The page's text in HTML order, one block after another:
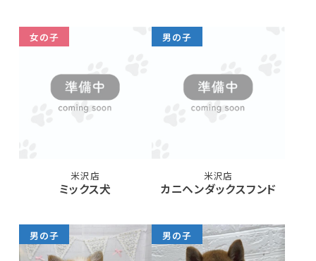
女の子
米沢店
ミックス犬
男の子
米沢店
カニヘンダックスフンド
男の子 男の子